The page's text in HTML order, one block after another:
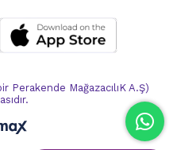
Perakende MağazacılıK A.Ş)